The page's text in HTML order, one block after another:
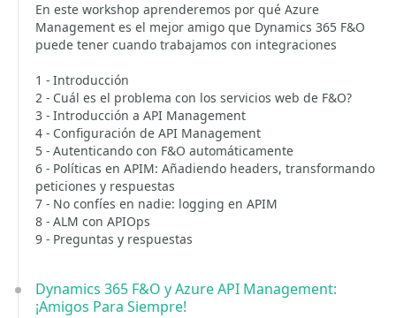
En este workshop aprenderemos por qué Azure
Management es el mejor amigo que Dynamics 365 F&O
puede tener cuando trabajamos con integraciones
1 - Introducción
2 - Cuál es el problema con los servicios web de F&O?
3 - Introducción a API Management
4 - Configuración de API Management
5 - Autenticando con F&O automáticamente
6 - Políticas en APIM: Añadiendo headers, transformando
peticiones y respuestas
7 - No confíes en nadie: logging en APIM
8 - ALM con APIOps
9 - Preguntas y respuestas
Dynamics 365 F&O y Azure API Management:
¡Amigos Para Siempre!